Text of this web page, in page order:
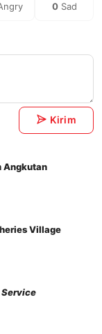
0 Sad
Kirim
Angkutan
Village